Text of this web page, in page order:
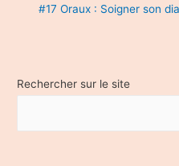
#17 Oraux : Soigner son
Rechercher sur le site